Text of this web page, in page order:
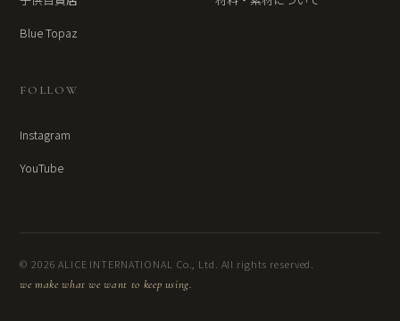
Blue Topaz
FOLLOW
Instagram
YouTube
© 2026 ALICE INTERNATIONAL Co., Ltd. All rights reserved.
we make what we want to keep using.